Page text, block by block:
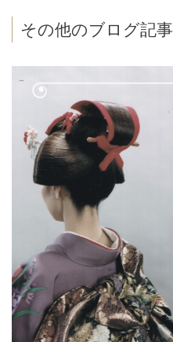
その他のブログ記事